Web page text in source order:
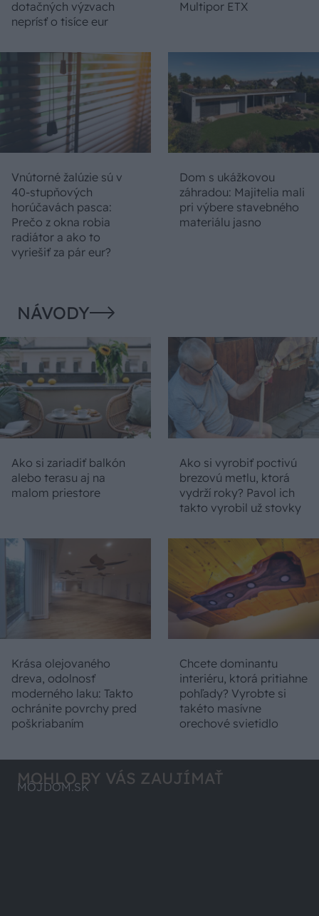
dotačných výzvach
neprísť o tisíce eur
Multipor ETX
Vnútorné žalúzie sú v
40-stupňových
horúčavách pasca:
Prečo z okna robia
radiátor a ako to
vyriešiť za pár eur?
Dom s ukážkovou
záhradou: Majitelia mali
pri výbere stavebného
materiálu jasno
NÁVODY
Ako si zariadiť balkón
alebo terasu aj na
malom priestore
Ako si vyrobiť poctivú
brezovú metlu, ktorá
vydrží roky? Pavol ich
takto vyrobil už stovky
Krása olejovaného
dreva, odolnosť
moderného laku: Takto
ochránite povrchy pred
poškriabaním
Chcete dominantu
interiéru, ktorá pritiahne
pohľady? Vyrobte si
takéto masívne
orechové svietidlo
MOHLO BY VÁS ZAUJÍMAŤ
MÔJDOM.SK